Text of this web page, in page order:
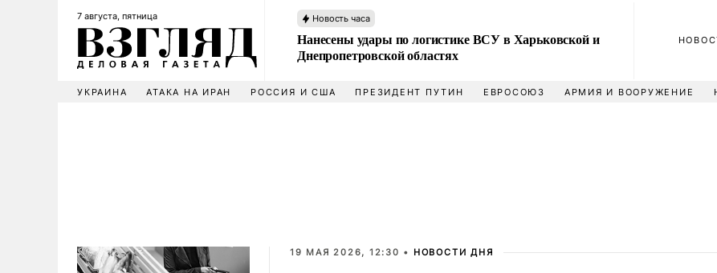
7 августа, пятница Новость часа
Нанесены удары по логистике ВСУ в Харьковской и
Днепропетровской областях
УКРАИНА АТАКА НА ИРАН РОССИЯ И США ПРЕЗИДЕНТ ПУТИН ЕВРОСОЮЗ АРМИЯ И ВООРУЖЕНИЕ
19 МАЯ 2026, 12:30 • НОВОСТИ ДНЯ